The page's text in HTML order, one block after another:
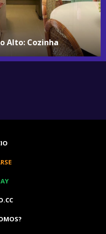
Alto: Cozinha